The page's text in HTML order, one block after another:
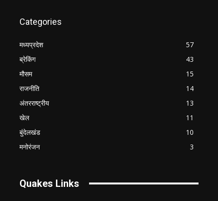
Categories
मध्यप्रदेश
57
ब्रेकिंग
43
मौसम
15
राजनीति
14
अंतरराष्ट्रीय
13
खेल
11
बुंदेलखंड
10
मनोरंजन
3
Quakes Links